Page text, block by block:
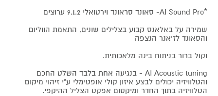
*AI Sound Pro- סאונד סראונד וירטואלי 9.1.2 ערוצים
שמירה על באלאנס קבוע בצלילים שונים, התאמת הווליום
והסאונד לז'אנר הנצפה
וקול ברור בניתוח בינה מלאכותית.
AI Acoustic tuning - בנגיעה אחת בלבד השלט החכם
והטלוויזיה יכולים לבצע איזון קולי אופטימלי ע"י זיהוי מיקום
הטלוויזיה בתוך החדר ומיקסום אפקט הצליל ההיקפי.